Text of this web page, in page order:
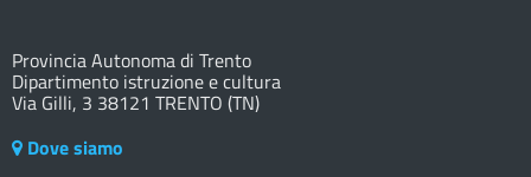
Provincia Autonoma di Trento
Dipartimento istruzione e cultura
Via Gilli, 3 38121 TRENTO (TN)
Dove siamo